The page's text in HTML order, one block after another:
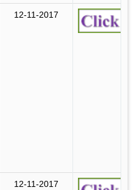
12-11-2017
12-11-2017